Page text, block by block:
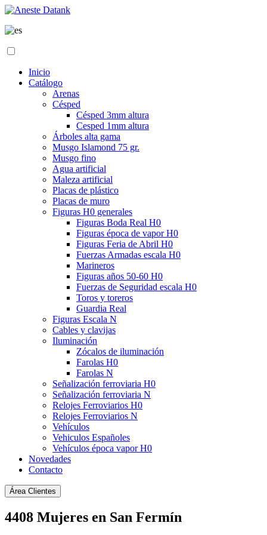
Inicio
Catálogo
Arenas
Césped
Césped 3mm altura
Cesped 1mm altura
Árboles alta gama
Musgo Islamond 75 gr.
Musgo fino
Agua artificial
Maleza artificial
Placas de plástico
Placas de muro
Figuras H0 generales
Figuras Boda Real H0
Figuras época de vapor H0
Figuras Feria de Abril H0
Fuerzas Armadas escala H0
Marineros
Figuras años 50-60 H0
Fuerzas de Seguridad escala H0
Toros y toreros
Guardia Real
Figuras Escala N
Cables y clavijas
Iluminación
Zócalos de iluminación
Farolas H0
Farolas N
Señalización ferroviaria H0
Señalización ferroviaria N
Relojes Ferroviarios H0
Relojes Ferroviarios N
Vehículos
Vehiculos Españoles
Vehículos época vapor H0
Novedades
Contacto
Área Clientes
4408 Mujeres en San Fermín